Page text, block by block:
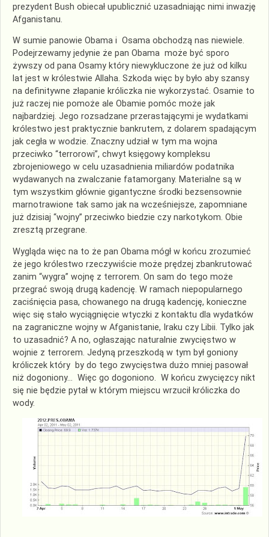
prezydent Bush obiecał upublicznić uzasadniając nimi inwazję
Afganistanu.
W sumie panowie Obama i Osama obchodzą nas niewiele.
Podejrzewamy jedynie że pan Obama może być sporo
żywszy od pana Osamy który niewykluczone że już od kilku
lat jest w królestwie Allaha. Szkoda więc by było aby szansy
na definitywne złapanie króliczka nie wykorzystać. Osamie to
już raczej nie pomoże ale Obamie pomóc może jak
najbardziej. Jego rozsadzane przerastającymi je wydatkami
królestwo jest praktycznie bankrutem, z dolarem spadającym
jak cegła w wodzie. Znaczny udział w tym ma wojna
przeciwko “terrorowi”, chwyt księgowy kompleksu
zbrojeniowego w celu uzasadnienia miliardów podatnika
wydawanych na zwalczanie fatamorgany. Materialne są w
tym wszystkim głównie gigantyczne środki bezsensownie
marnotrawione tak samo jak na wcześniejsze, zapomniane
już dzisiaj “wojny” przeciwko biedzie czy narkotykom. Obie
zresztą przegrane.
Wygląda więc na to że pan Obama mógł w końcu zrozumieć
że jego królestwo rzeczywiście może prędzej zbankrutować
zanim “wygra” wojnę z terrorem. On sam do tego może
przegrać swoją drugą kadencję. W ramach niepopularnego
zaciśnięcia pasa, chowanego na drugą kadencję, konieczne
więc się stało wyciągnięcie wtyczki z kontaktu dla wydatków
na zagraniczne wojny w Afganistanie, Iraku czy Libii. Tylko jak
to uzasadnić? A no, ogłaszając naturalnie zwycięstwo w
wojnie z terrorem. Jedyną przeszkodą w tym był goniony
króliczek który by do tego zwycięstwa dużo mniej pasował
niż dogoniony… Więc go dogoniono. W końcu zwycięzcy nikt
się nie będzie pytał w którym miejscu wrzucił króliczka do
wody.